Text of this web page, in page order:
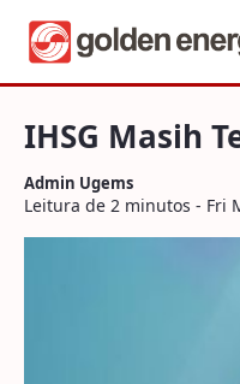
Navegação
Pular para o Conteúdo
IHSG Masih
IHSG Masih
Admin Ugems
Leitura de 2 minutos - Fri